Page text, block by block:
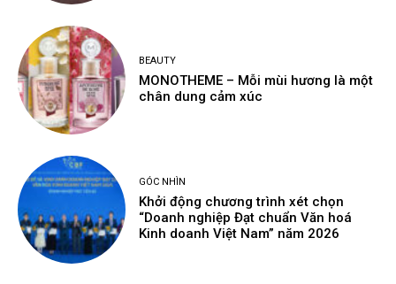
BEAUTY
MONOTHEME – Mỗi mùi hương là một
chân dung cảm xúc
GÓC NHÌN
Khởi động chương trình xét chọn
“Doanh nghiệp Đạt chuẩn Văn hoá
Kinh doanh Việt Nam” năm 2026